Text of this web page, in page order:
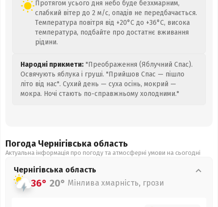
Протягом усього дня небо буде безхмарним,
слабкий вітер до 2 м/с, опадів не передбачається.
Температура повітря від +20°C до +36°C, висока
температура, подбайте про достатнє вживання
рідини.
Народні прикмети: "Преображення (Яблучний Спас).
Освячують яблука і груші. "Прийшов Спас — пішло
літо від нас". Сухий день — суха осінь, мокрий —
мокра. Ночі стають по-справжньому холодними."
Погода Чернігівська область
Актуальна інформація про погоду та атмосферні умови на сьогодні
Чернігівська область
36° 20° Мінлива хмарність, грози